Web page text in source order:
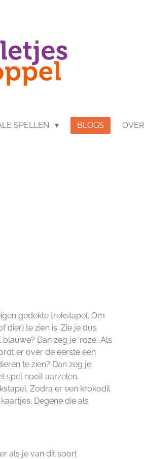
SPELLEN BLOGS
gedekte trekstapel. Om
te zien is. Zie je dus
Dan zeg je 'roze'. Als
er over de eerste een
te zien? Dan zeg je
spel nooit aarzelen,
Zodra er een krokodil
Degene die als
als je van dit soort